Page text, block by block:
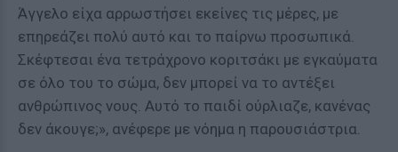
Άγγελο είχα αρρωστήσει εκείνες τις μέρες, με
επηρεάζει πολύ αυτό και το παίρνω προσωπικά.
Σκέφτεσαι ένα τετράχρονο κοριτσάκι με εγκαύματα
σε όλο του το σώμα, δεν μπορεί να το αντέξει
ανθρώπινος νους. Αυτό το παιδί ούρλιαζε, κανένας
δεν άκουγε;», ανέφερε με νόημα η παρουσιάστρια.